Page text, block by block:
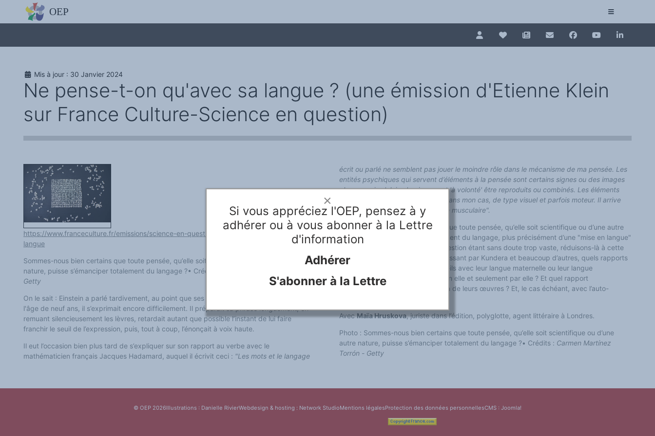
La Collection plurilinguisme sur CAIRN
Agir avec l'OEP
Contacter l'OEP
Proposer une action
Demander un stage
LES ACTIONS
Colloques de ou avec l'OEP
Les éditos de l'OEP
Les séminaires en partenariat
Les Assises
Une cagnotte pour installer le plurilinguisme à l'université
PÔLE RECHERCHE
Bibliographie
Colloques et séminaires
Appels à communication ou projet
Classement thématique
Annuaire des chercheurs sur le plurilinguisme
Instituts et centres de recherche
L'OEP et le plurilinguisme sur CAIRN
Les acteurs du plurilinguisme
Langues et géopolitique - L'avenir des langues
Multilinguismes et plurilinguismes
Politiques et droits linguistiques
Langues et histoire
Langues, sciences et philosophie
Science ouverte
Langues et pouvoirs
Terminologie
DOSSIERS THÉMATIQUES
Education et recherche
Culture et industries culturelles
Accéder au site de l'OPA (Observatoire du plurilinguisme en Afrique)
Ne pense-t-on qu'avec sa langue ? (une émission d'Etienne Klein
sur France Culture-Science en question)
Mis à jour : 30 Janvier 2024
https://www.franceculture.fr/emissions/science-en-questions/ne-pense-t-on-qu-avec-sa-
langue
Sommes-nous bien certains que toute pensée, qu’elle soit scientifique ou d’une autre
nature, puisse s’émanciper totalement du langage ?• Crédits :
Getty
On le sait : Einstein a parlé tardivement, au point que ses parents s’en étaient inquiétés. À
l'âge de neuf ans, il s’exprimait encore difficilement. Il préparait sa phrase longuement, en
remuant silencieusement les lèvres, retardait autant que possible l’instant de lui faire
franchir le seuil de l’expression, puis, tout à coup, l’énonçait à voix haute.
Il eut l’occasion bien plus tard de s’expliquer sur son rapport au verbe avec le
mathématicien français Jacques Hadamard, auquel il écrivit ceci : "Les mots et le langage
écrit ou parlé ne semblent pas jouer le moindre rôle dans le mécanisme de ma pensée. Les
entités psychiques qui servent d’éléments à la pensée sont certains signes ou des images
plus ou moins 'claires' qui peuvent 'à volonté' être reproduits ou combinés. Les éléments
que je viens de mentionner sont, dans mon cas, de type visuel et parfois moteur. Il arrive
même que ma pensée soit de type musculaire".
Mais sommes-nous bien certains que toute pensée, qu’elle soit scientifique ou d’une autre
nature, puisse s’émanciper totalement du langage, plus précisément d’une "mise en langue"
plus ou moins élaborée ? Cette question étant sans doute trop vaste, réduisons-là à cette
autre : de Kafka à Nabokov en passant par Kundera et beaucoup d’autres, quels rapports
les grands écrivains entretiennent-ils avec leur langue maternelle ou leur langue
d’adoption ? Pensent-ils toujours en elle et seulement par elle ? Et quel rapport
entretiennent-ils avec la traduction de leurs œuvres ? Et, le cas échéant, avec l’auto-
AvecMaïa Hruskova, juriste dans l’édition, polyglotte, agent littéraire à Londres.
Photo : Sommes-nous bien certains que toute pensée, qu’elle soit scientifique ou d’une
autre nature, puisse s’émanciper totalement du langage ?• Crédits : Carmen Martínez
Torrón - Getty
© OEP 2026Illustrations : Danielle RivierWebdesign & hosting : Network StudioMentions légalesProtection des données personnellesCMS : Joomla!
×
Si vous appréciez l'OEP, pensez à y
adhérer ou à vous abonner à la Lettre
d'information
Adhérer
S'abonner à la Lettre